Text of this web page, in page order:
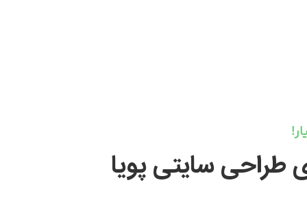
طراحی سایتی پویا